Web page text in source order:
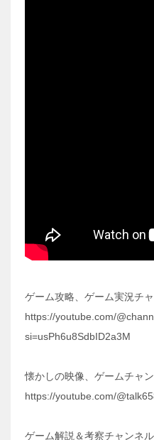
ゲーム攻略、ゲーム実況チ
https://youtube.com/
si=usPh6u8SdbID2a3M
懐かしの映像、ゲームチャ
https://youtube.com/
ゲーム解説＆考察チャンネル